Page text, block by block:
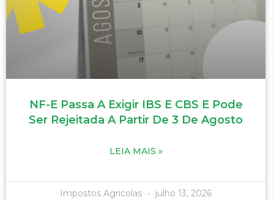
NF-E Passa A Exigir IBS E CBS E Pode
Ser Rejeitada A Partir De 3 De Agosto
LEIA MAIS »
Impostos Agricolas julho 13, 2026